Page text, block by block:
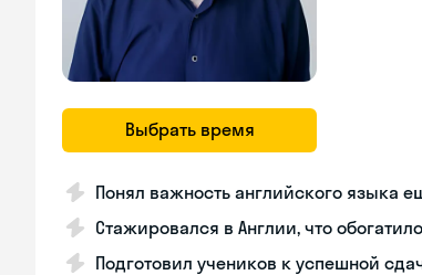
Выбрать время
Понял важность английского языка
Стажировался в Англии, что
Подготовил учеников к успешной